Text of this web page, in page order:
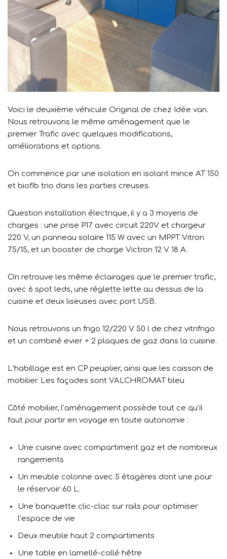
Voici le deuxième véhicule Original de chez Idée van.
Nous retrouvons le même aménagement que le
premier Trafic avec quelques modifications,
améliorations et options.
On commence par une isolation en isolant mince AT 150
et biofib trio dans les parties creuses.
Question installation électrique, il y a 3 moyens de
charges : une prise P17 avec circuit 220V et chargeur
220 V, un panneau solaire 115 W avec un MPPT Vitron
75/15, et un booster de charge Victron 12 V 18 A.
On retrouve les même éclairages que le premier trafic,
avec 6 spot leds, une réglette lette au dessus de la
cuisine et deux liseuses avec port USB.
Nous retrouvons un frigo 12/220 V 50 l de chez vitrifrigo
et un combiné evier + 2 plaques de gaz dans la cuisine.
L’habillage est en CP peuplier, ainsi que les caisson de
mobilier. Les façades sont VALCHROMAT bleu
Côté mobilier, l’aménagement possède tout ce qu’il
faut pour partir en voyage en toute autonomie :
Une cuisine avec compartiment gaz et de nombreux
rangements
Un meuble colonne avec 5 étagères dont une pour
le réservoir 60 L.
Une banquette clic-clac sur rails pour optimiser
l’espace de vie
Deux meuble haut 2 compartiments
Une table en lamellé-collé hêtre